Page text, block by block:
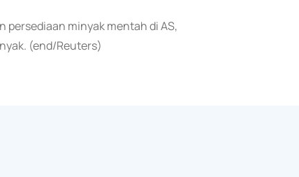
minyak mentah di AS,
(end/Reuters)